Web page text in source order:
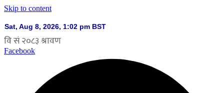
Skip to content
Facebook